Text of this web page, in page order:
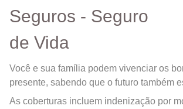
Seguros - Seguro
de Vida
Você e sua família podem vivenciar os
presente, sabendo que o futuro também
As coberturas incluem indenização por